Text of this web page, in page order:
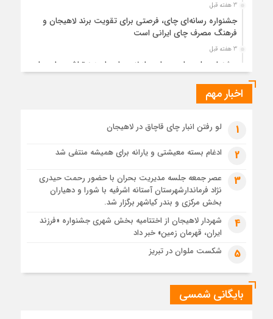
3 هفته قبل
جشنواره رسانه‌ای چای، فرصتی برای تقویت برند لاهیجان و
فرهنگ مصرف چای ایرانی است
3 هفته قبل
جشنواره ملی چای، حمایت از لاهیجان یا هزینه‌تراشی برای چای
4 هفته قبل
4 هفته قبل
رئوف
تصاویر هوایی مراسم تشییع پیکر مطهر آقای شهید ایران – مشهد
مراسم تشییع پیکر مطهر آقای شهید ایران – مشهد
تصاویری از تراکم جمعیت حاضر در میدان ثورهالعشرین نجف
اشرف
اخبار مهم
1 لو رفتن انبار چای قاچاق در لاهیجان
2 ادغام بسته معیشتی و یارانه برای همیشه منتفی شد
3
عصر جمعه جلسه مدیریت بحران با حضور رحمت حیدری
نژاد فرماندارشهرستان آستانه اشرفیه با شورا و دهیاران
بخش مرکزی و بندر کیاشهر برگزار شد.
4
شهردار لاهیجان از اختتامیه بخش شهری جشنواره «فرزند
ایران، قهرمان زمین» خبر داد
5 شکست ملوان در تبریز
بایگانی شمسی